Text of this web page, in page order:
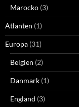
Marocko (3)
Atlanten (1)
Europa (31)
Belgien (2)
Danmark (1)
England (3)